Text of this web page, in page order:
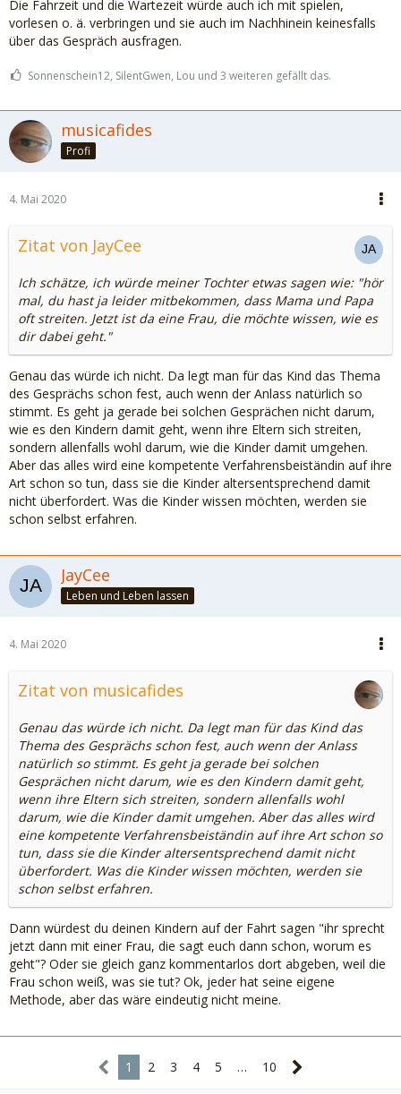
Die Fahrzeit und die Wartezeit würde auch ich mit spielen,
vorlesen o. ä. verbringen und sie auch im Nachhinein keinesfalls
über das Gespräch ausfragen.
Sonnenschein12, SilentGwen, Lou und 3 weiteren gefällt das.
musicafides
Profi
4. Mai 2020
Zitat von JayCee
Ich schätze, ich würde meiner Tochter etwas sagen wie: "hör
mal, du hast ja leider mitbekommen, dass Mama und Papa
oft streiten. Jetzt ist da eine Frau, die möchte wissen, wie es
dir dabei geht."
Genau das würde ich nicht. Da legt man für das Kind das Thema
des Gesprächs schon fest, auch wenn der Anlass natürlich so
stimmt. Es geht ja gerade bei solchen Gesprächen nicht darum,
wie es den Kindern damit geht, wenn ihre Eltern sich streiten,
sondern allenfalls wohl darum, wie die Kinder damit umgehen.
Aber das alles wird eine kompetente Verfahrensbeiständin auf ihre
Art schon so tun, dass sie die Kinder altersentsprechend damit
nicht überfordert. Was die Kinder wissen möchten, werden sie
schon selbst erfahren.
JayCee
Leben und Leben lassen
4. Mai 2020
Zitat von musicafides
Genau das würde ich nicht. Da legt man für das Kind das
Thema des Gesprächs schon fest, auch wenn der Anlass
natürlich so stimmt. Es geht ja gerade bei solchen
Gesprächen nicht darum, wie es den Kindern damit geht,
wenn ihre Eltern sich streiten, sondern allenfalls wohl
darum, wie die Kinder damit umgehen. Aber das alles wird
eine kompetente Verfahrensbeiständin auf ihre Art schon so
tun, dass sie die Kinder altersentsprechend damit nicht
überfordert. Was die Kinder wissen möchten, werden sie
schon selbst erfahren.
Dann würdest du deinen Kindern auf der Fahrt sagen "ihr sprecht
jetzt dann mit einer Frau, die sagt euch dann schon, worum es
geht"? Oder sie gleich ganz kommentarlos dort abgeben, weil die
Frau schon weiß, was sie tut? Ok, jeder hat seine eigene
Methode, aber das wäre eindeutig nicht meine.
1 2 3 4 5 … 10